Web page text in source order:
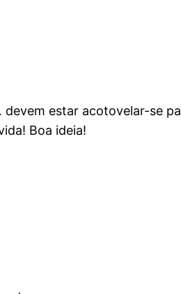
estar acotovelar-se
Boa ideia!